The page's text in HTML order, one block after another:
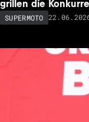
grillen die
SUPERMOTO